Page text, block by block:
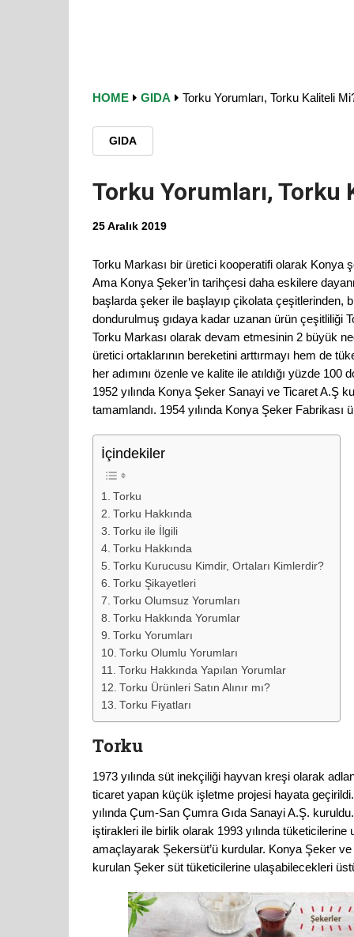
HOME GIDA Torku Yorumları, Torku Kaliteli
GIDA
Torku Yorumları, Torku
25 Aralık 2019
Torku Markası bir üretici kooperatifi olarak Konya
Ama Konya Şeker’in tarihçesi daha eskilere
başlarda şeker ile başlayıp çikolata
dondurulmuş gıdaya kadar uzanan ürün çeşitliliği
Torku Markası olarak devam etmesinin 2 büyük
üretici ortaklarının bereketini arttırmayı hem de
her adımını özenle ve kalite ile atıldığı yüzde
1952 yılında Konya Şeker Sanayi ve Ticaret A.Ş
tamamlandı. 1954 yılında Konya Şeker Fabrikası
İçindekiler
Torku
Torku Hakkında
Torku ile İlgili
Torku Hakkında
Torku Kurucusu Kimdir, Ortaları Kimlerdir?
Torku Şikayetleri
Torku Olumsuz Yorumları
Torku Hakkında Yorumlar
Torku Yorumları
Torku Olumlu Yorumları
Torku Hakkında Yapılan Yorumlar
Torku Ürünleri Satın Alınır mı?
Torku Fiyatları
Torku
1973 yılında süt inekçiliği hayvan kreşi olarak
ticaret yapan küçük işletme projesi hayata
yılında Çum-San Çumra Gıda Sanayi A.Ş.
iştirakleri ile birlik olarak 1993 yılında
amaçlayarak Şekersüt’ü kurdular. Konya Şeker
kurulan Şeker süt tüketicilerine ulaşabilecekleri